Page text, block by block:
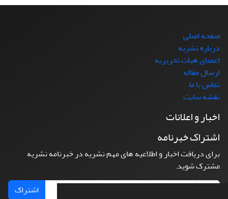
صفحه اصلی
درباره نشریه
اعضای هیات تحریریه
ارسال مقاله
تماس با ما
نقشه سایت
اخبار و اعلانات
اشتراک خبرنامه
برای دریافت اخبار و اطلاعیه های مهم نشریه در خبرنامه نشریه
مشترک شوید.
اشتراک